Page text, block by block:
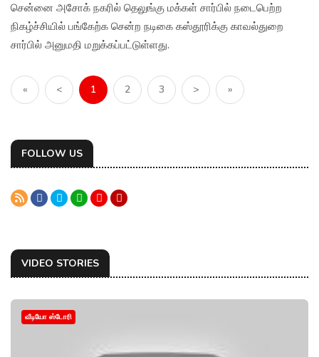
சென்னை அசோக் நகரில் தெலுங்கு மக்கள் சார்பில் நடைபெற்ற
நிகழ்ச்சியில் பங்கேற்க சென்ற நடிகை கஸ்தூரிக்கு காவல்துறை
சார்பில் அனுமதி மறுக்கப்பட்டுள்ளது.
« < 1 2 3 > »
FOLLOW US
VIDEO STORIES
வீடியோ ஸ்டோரி